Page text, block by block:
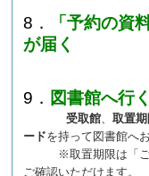
8．
「予約の資
が届く
9． 図書館へ行く
受取館、取置
ードを持って図書館へ
※取置期限は「ご利
ご確認いただけます。